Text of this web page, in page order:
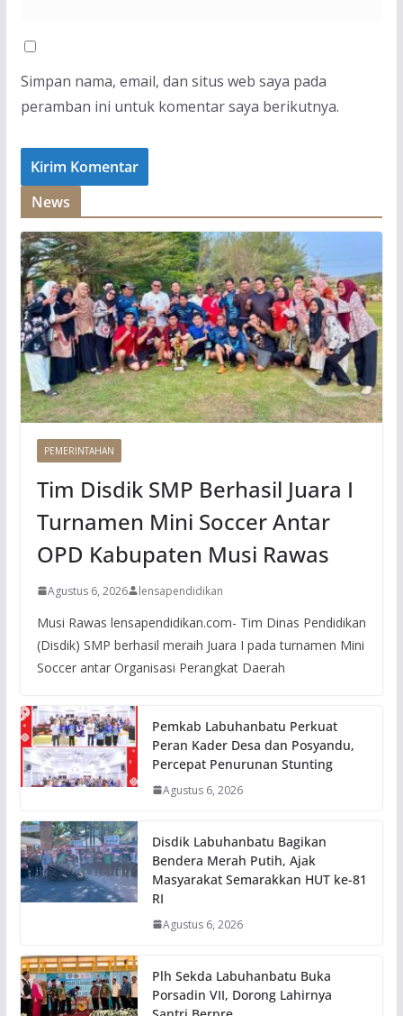
Simpan nama, email, dan situs web saya pada
peramban ini untuk komentar saya berikutnya.
News
PEMERINTAHAN
Tim Disdik SMP Berhasil Juara I
Turnamen Mini Soccer Antar
OPD Kabupaten Musi Rawas
Agustus 6, 2026 lensapendidikan
Musi Rawas lensapendidikan.com- Tim Dinas Pendidikan
(Disdik) SMP berhasil meraih Juara I pada turnamen Mini
Soccer antar Organisasi Perangkat Daerah
Pemkab Labuhanbatu Perkuat
Peran Kader Desa dan Posyandu,
Percepat Penurunan Stunting
Agustus 6, 2026
Disdik Labuhanbatu Bagikan
Bendera Merah Putih, Ajak
Masyarakat Semarakkan HUT ke-81
RI
Agustus 6, 2026
Plh Sekda Labuhanbatu Buka
Porsadin VII, Dorong Lahirnya